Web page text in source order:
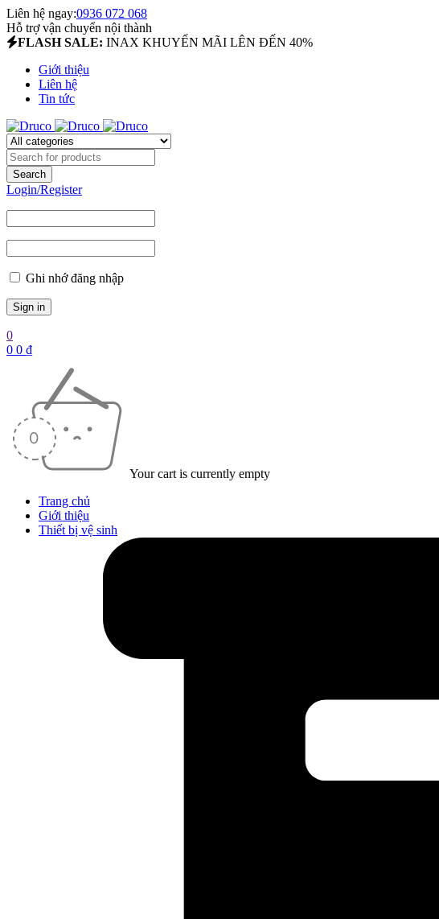
Liên hệ ngay:0936 072 068
Hỗ trợ vận chuyển nội thành
FLASH SALE: INAX KHUYẾN MÃI LÊN ĐẾN 40%
Giới thiệu
Liên hệ
Tin tức
Login/Register
Ghi nhớ đăng nhập
0
0 0 ₫
Your cart is currently empty
Trang chủ
Giới thiệu
Thiết bị vệ sinh